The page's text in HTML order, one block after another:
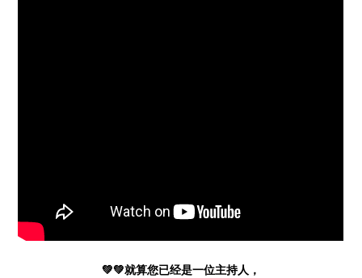
💚💚就算您已经是一位主持人，